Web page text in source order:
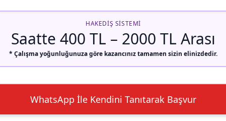
HAKEDIŞ SISTEMI
Saatte 400 TL – 2000 TL Arası
* Çalışma yoğunluğunuza göre kazancınız tamamen sizin elinizdedir.
WhatsApp İle Kendini Tanıtarak Başvur